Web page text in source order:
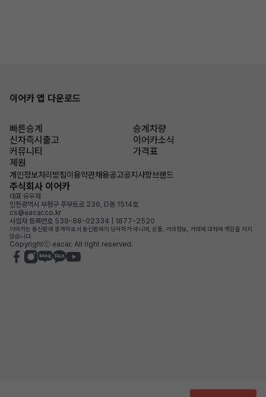
이어카 앱 다운로드
빠른승계
승계차량
신차즉시출고
이어카소식
커뮤니티
가격표
제원
개인정보처리방침이용약관채용공고공지사항브랜드
주식회사 이어카
대표 유우재
인천광역시 부평구 주부토로 236, D동 1514호
cs@eacar.co.kr
사업자 등록번호 539-88-02334 | 1877-2520
이어카는 통신판매 중개자로서 통신판매의 당사자가 아니며, 상품, 거래정보, 거래에 대하여 책임을 지지
않습니다.
Copyrightⓒ eacar. All right reserved.